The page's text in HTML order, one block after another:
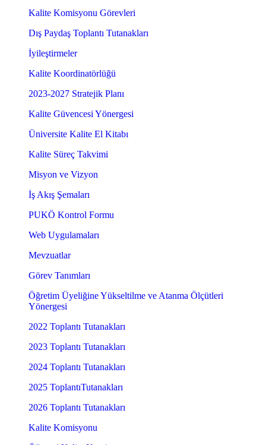
Kalite Komisyonu Görevleri
Dış Paydaş Toplantı Tutanakları
İyileştirmeler
Kalite Koordinatörlüğü
2023-2027 Stratejik Planı
Kalite Güvencesi Yönergesi
Üniversite Kalite El Kitabı
Kalite Süreç Takvimi
Misyon ve Vizyon
İş Akış Şemaları
PUKÖ Kontrol Formu
Web Uygulamaları
Mevzuatlar
Görev Tanımları
Öğretim Üyeliğine Yükseltilme ve Atanma Ölçütleri
Yönergesi
2022 Toplantı Tutanakları
2023 Toplantı Tutanakları
2024 Toplantı Tutanakları
2025 ToplantıTutanakları
2026 Toplantı Tutanakları
Kalite Komisyonu